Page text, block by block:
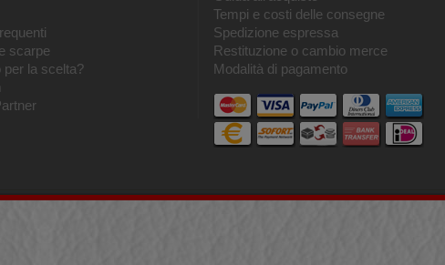
scarpe
per la scelta?
Tempi e costi delle consegne
Spedizione espressa
Restituzione o cambio merce
Modalità di pagamento